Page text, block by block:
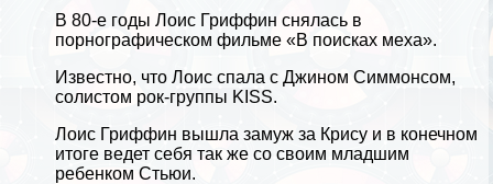
В 80-е годы Лоис Гриффин снялась в
пopнографическом фильме «В поисках меха».
Известно, что Лоис спала с Джином Симмонсом,
солистом рок-группы KISS.
Лоис Гриффин вышла замуж за Крису и в конечном
итоге ведет себя так же со своим младшим
ребенком Стьюи.